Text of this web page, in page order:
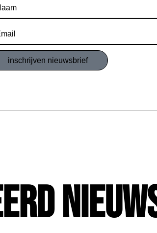
inschrijven nieuwsbrief